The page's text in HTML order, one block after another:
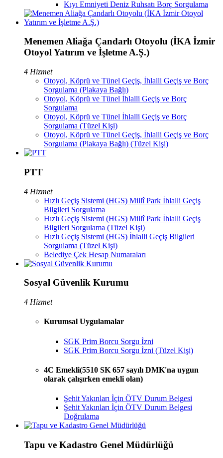
Kıyı Emniyeti Deniz Ruhsatı Borç Sorgulama
Menemen Aliağa Çandarlı Otoyolu (İKA İzmir
Otoyol Yatırım ve İşletme A.Ş.)
4 Hizmet
Otoyol, Köprü ve Tünel Geçiş, İhlalli Geçiş ve Borç
Sorgulama (Plakaya Bağlı)
Otoyol, Köprü ve Tünel İhlalli Geçiş ve Borç
Sorgulama
Otoyol, Köprü ve Tünel İhlalli Geçiş ve Borç
Sorgulama (Tüzel Kişi)
Otoyol, Köprü ve Tünel Geçiş, İhlalli Geçiş ve Borç
Sorgulama (Plakaya Bağlı) (Tüzel Kişi)
PTT
4 Hizmet
Hızlı Geçiş Sistemi (HGS) Millî Park İhlalli Geçiş
Bilgileri Sorgulama
Hızlı Geçiş Sistemi (HGS) Millî Park İhlalli Geçiş
Bilgileri Sorgulama (Tüzel Kişi)
Hızlı Geçiş Sistemi (HGS) İhlalli Geçiş Bilgileri
Sorgulama (Tüzel Kişi)
Belediye Çek Hesap Numaraları
Sosyal Güvenlik Kurumu
4 Hizmet
Kurumsal Uygulamalar
SGK Prim Borcu Sorgu İzni
SGK Prim Borcu Sorgu İzni (Tüzel Kişi)
4C Emekli(5510 SK 657 sayılı DMK'na uygun
olarak çalışırken emekli olan)
Şehit Yakınları İçin ÖTV Durum Belgesi
Şehit Yakınları İçin ÖTV Durum Belgesi
Doğrulama
Tapu ve Kadastro Genel Müdürlüğü